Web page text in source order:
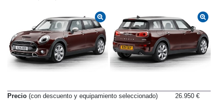
Precio (con descuento y equipamiento seleccionado)
26.950 €